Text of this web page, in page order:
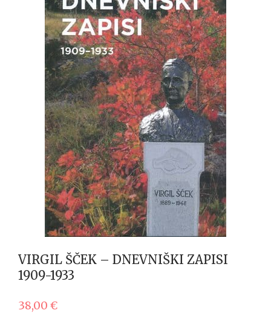
VIRGIL ŠČEK – DNEVNIŠKI ZAPISI
1909-1933
38,00 €